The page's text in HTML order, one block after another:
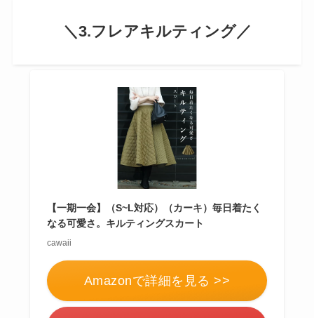
＼3.フレアキルティング／
【一期一会】（S~L対応）（カーキ）毎日着たく
なる可愛さ。キルティングスカート
cawaii
Amazonで詳細を見る >>